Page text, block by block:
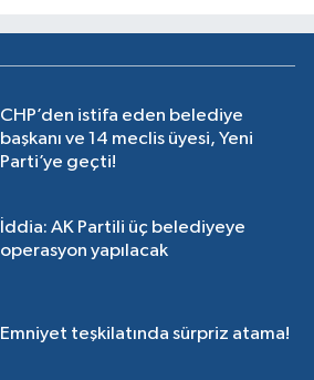
CHP’den istifa eden belediye
başkanı ve 14 meclis üyesi, Yeni
Parti’ye geçti!
İddia: AK Partili üç belediyeye
operasyon yapılacak
Emniyet teşkilatında sürpriz atama!